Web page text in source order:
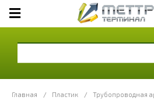
Главная / Пластик /
Трубопроводная